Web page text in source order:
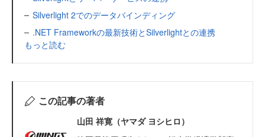
Silverlight 2でのデータバインディング
.NET Frameworkの最新技術とSilverlightとの連携
もっと読む
この記事の著者
山田 祥寛（ヤマダ ヨシヒロ）